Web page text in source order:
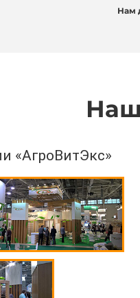
Нам
«АгроВитЭкс»